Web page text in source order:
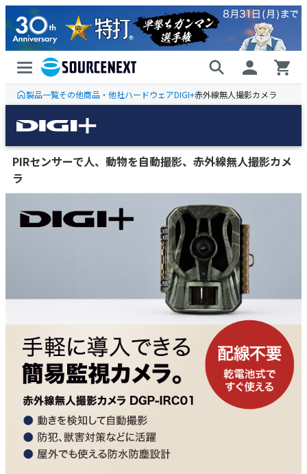
製品一覧その他商品・他社ハードウェアDIGI+赤外線無人撮影カメラ
PIRセンサーで人、動物を自動撮影、赤外線無人撮影カメ
ラ